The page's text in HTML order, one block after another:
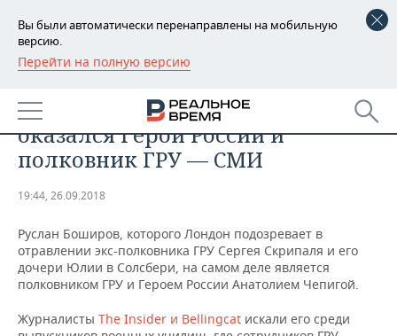
Вы были автоматически перенаправлены на мобильную
версию.
Перейти на полную версию
РЕГИОНЫ
БАШКОРТОСТАН
ТАТАРСТАН
НОВОСТИ
АНАЛИТИКА
ДЕКЛАРАЦИИ О ДОХОДАХ
КОРОЛИ ГОСЗАКАЗА ПФО
НОВОСТИ ЭКОНОМИКИ
ФИНАНСЫ
ПРОМЫШЛЕННОСТЬ
НОВОСТИ
ПРОМЫШЛЕННОСТИ
АГРОПРОМ
НЕДВИЖИМОСТЬ
«Русланом Бошировым»
оказался Герой России и
полковник ГРУ — СМИ
19:44, 26.09.2018
Руслан Боширов, которого Лондон подозревает в
отравлении экс-полковника ГРУ Сергея Скрипаля и его
дочери Юлии в Солсбери, на самом деле является
полковником ГРУ и Героем России Анатолием Чепигой.
Журналисты The Insider и Bellingcat искали его среди